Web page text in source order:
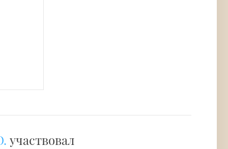
участвовал